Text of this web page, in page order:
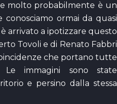
molto probabilmente è un
ormai da quasi
arrivato a ipotizzare questo
Tovoli e di Renato Fabbri
che portano tutte
Le immagini sono state
e persino dalla stessa